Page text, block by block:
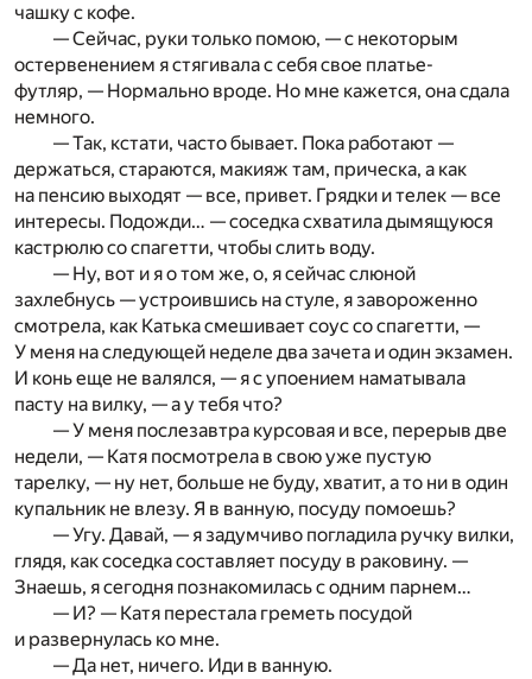
чашку с кофе.
— Сейчас, руки только помою, — с некоторым
остервенением я стягивала с себя свое платье-
футляр, — Нормально вроде. Но мне кажется, она сдала
немного.
— Так, кстати, часто бывает. Пока работают —
держаться, стараются, макияж там, прическа, а как
на пенсию выходят — все, привет. Грядки и телек — все
интересы. Подожди… — соседка схватила дымящуюся
кастрюлю со спагетти, чтобы слить воду.
— Ну, вот и я о том же, о, я сейчас слюной
захлебнусь — устроившись на стуле, я завороженно
смотрела, как Катька смешивает соус со спагетти, —
У меня на следующей неделе два зачета и один экзамен.
И конь еще не валялся, — я с упоением наматывала
пасту на вилку, — а у тебя что?
— У меня послезавтра курсовая и все, перерыв две
недели, — Катя посмотрела в свою уже пустую
тарелку, — ну нет, больше не буду, хватит, а то ни в один
купальник не влезу. Я в ванную, посуду помоешь?
— Угу. Давай, — я задумчиво погладила ручку вилки,
глядя, как соседка составляет посуду в раковину. —
Знаешь, я сегодня познакомилась с одним парнем…
— И? — Катя перестала греметь посудой
и развернулась ко мне.
— Да нет, ничего. Иди в ванную.